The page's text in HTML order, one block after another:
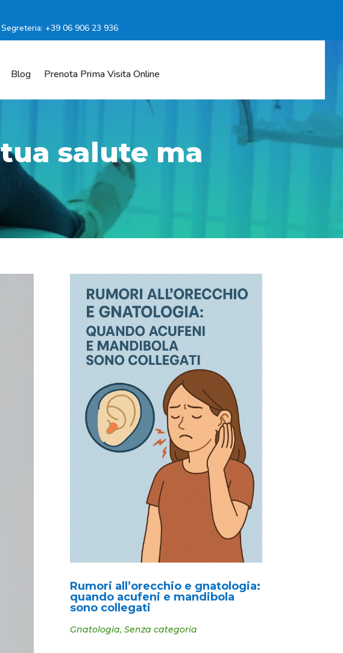
Segreteria: +39 06 906 23 936
Blog Prenota Prima Visita Online
salute ma
Rumori all’orecchio e gnatologia:
quando acufeni e mandibola
sono collegati
Gnatologia, Senza categoria